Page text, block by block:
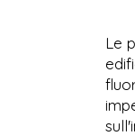
Le